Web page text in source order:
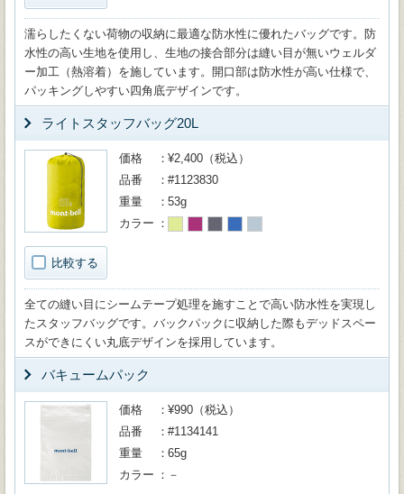
濡らしたくない荷物の収納に最適な防水性に優れたバッグです。防
水性の高い生地を使用し、生地の接合部分は縫い目が無いウェルダ
ー加工（熱溶着）を施しています。開口部は防水性が高い仕様で、
パッキングしやすい四角底デザインです。
ライトスタッフバッグ20L
比較する
価格
¥2,400（税込）
品番
#1123830
重量
53g
カラー
全ての縫い目にシームテープ処理を施すことで高い防水性を実現し
たスタッフバッグです。バックパックに収納した際もデッドスペー
スができにくい丸底デザインを採用しています。
バキュームパック
価格
¥990（税込）
品番
#1134141
重量
65g
カラー
－